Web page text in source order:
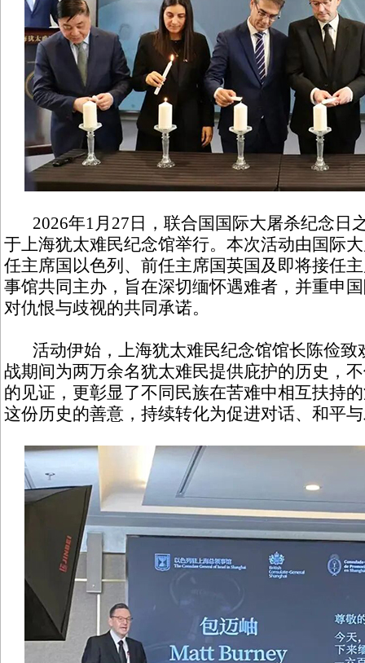
2026年1月27日，联合国国际大屠杀纪念日
于上海犹太难民纪念馆举行。本次活动由国际
任主席国以色列、前任主席国英国及即将接任
事馆共同主办，旨在深切缅怀遇难者，并重申
对仇恨与歧视的共同承诺。
活动伊始，上海犹太难民纪念馆馆长陈俭致
战期间为两万余名犹太难民提供庇护的历史，
的见证，更彰显了不同民族在苦难中相互扶持
这份历史的善意，持续转化为促进对话、和平